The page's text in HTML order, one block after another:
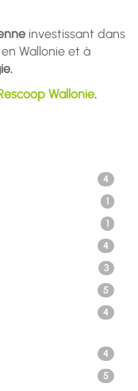
investissant dans
en Wallonie et à
Wallonie.
4
1
1
4
3
5
4
4
5